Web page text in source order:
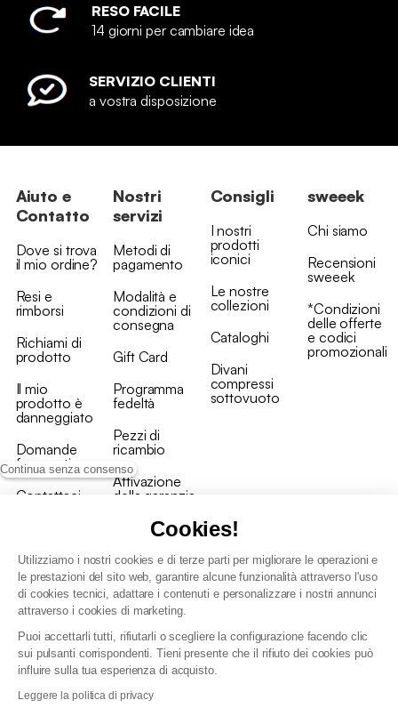
Continua senza consenso
Cookies!
Utilizziamo i nostri cookies e di terze parti per migliorare le operazioni e
le prestazioni del sito web, garantire alcune funzionalità attraverso l'uso
di cookies tecnici, adattare i contenuti e personalizzare i nostri annunci
attraverso i cookies di marketing.
Puoi accettarli tutti, rifiutarli o scegliere la configurazione facendo clic
sui pulsanti corrispondenti. Tieni presente che il rifiuto dei cookies può
influire sulla tua esperienza di acquisto.
Leggere la politica di privacy
RESO FACILE
14 giorni per cambiare idea
SERVIZIO CLIENTI
a vostra disposizione
Aiuto e
Contatto
Dove si trova
il mio ordine?
Resi e
rimborsi
Richiami di
prodotto
Il mio
prodotto è
danneggiato
Domande
frequenti
Contattaci
Nostri
servizi
Metodi di
pagamento
Modalità e
condizioni di
consegna
Gift Card
Programma
fedeltà
Pezzi di
ricambio
Attivazione
della garanzia
Consigli
I nostri
prodotti
iconici
Le nostre
collezioni
Cataloghi
Divani
compressi
sottovuoto
sweeek
Chi siamo
Recensioni
sweeek
*Condizioni
delle offerte
e codici
promozionali
Condizioni generali vendita
Politica di gestione dei dati personali e dei cookie
Condizioni generali di vendita per clienti professionali
Dichiarazione di accessibilità